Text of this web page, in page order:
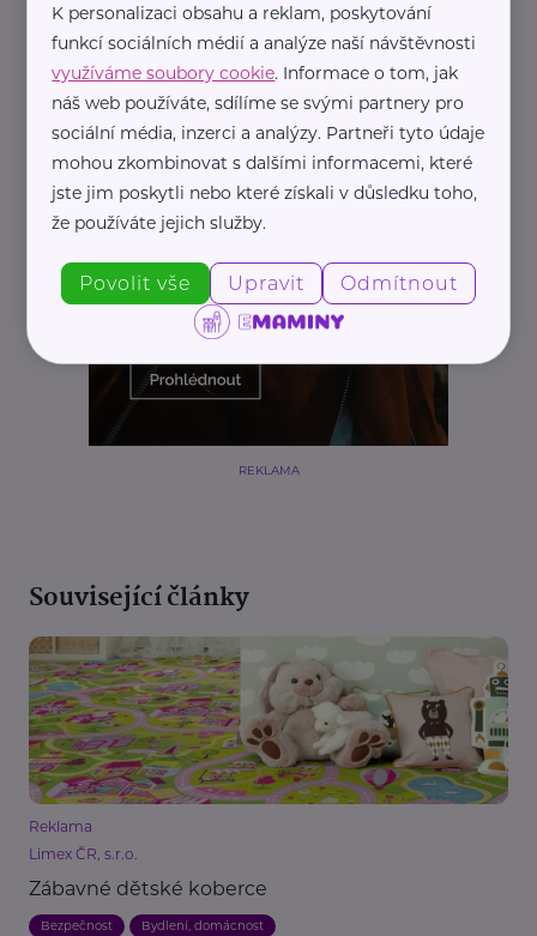
REKLAMA
Související články
Reklama
Limex ČR, s.r.o.
Zábavné dětské koberce
Bezpečnost Bydlení, domácnost
K personalizaci obsahu a reklam, poskytování
funkcí sociálních médií a analýze naší návštěvnosti
využíváme soubory cookie. Informace o tom, jak
náš web používáte, sdílíme se svými partnery pro
sociální média, inzerci a analýzy. Partneři tyto údaje
mohou zkombinovat s dalšími informacemi, které
jste jim poskytli nebo které získali v důsledku toho,
že používáte jejich služby.
Povolit vše Upravit Odmítnout